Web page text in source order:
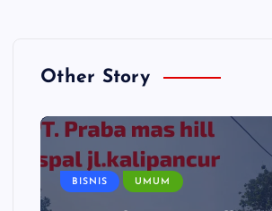
Other Story
BISNIS UMUM